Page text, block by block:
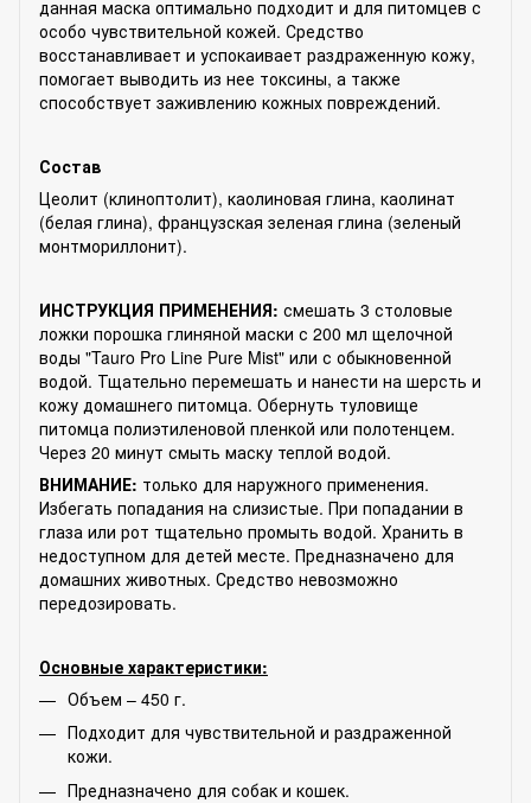
данная маска оптимально подходит и для питомцев с
особо чувствительной кожей. Средство
восстанавливает и успокаивает раздраженную кожу,
помогает выводить из нее токсины, а также
способствует заживлению кожных повреждений.
Состав
Цеолит (клиноптолит), каолиновая глина, каолинат
(белая глина), французская зеленая глина (зеленый
монтмориллонит).
ИНСТРУКЦИЯ ПРИМЕНЕНИЯ: смешать 3 столовые
ложки порошка глиняной маски с 200 мл щелочной
воды "Tauro Pro Line Pure Mist" или с обыкновенной
водой. Тщательно перемешать и нанести на шерсть и
кожу домашнего питомца. Обернуть туловище
питомца полиэтиленовой пленкой или полотенцем.
Через 20 минут смыть маску теплой водой.
ВНИМАНИЕ: только для наружного применения.
Избегать попадания на слизистые. При попадании в
глаза или рот тщательно промыть водой. Хранить в
недоступном для детей месте. Предназначено для
домашних животных. Средство невозможно
передозировать.
Основные характеристики:
Объем – 450 г.
Подходит для чувствительной и раздраженной
кожи.
Предназначено для собак и кошек.